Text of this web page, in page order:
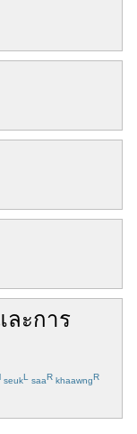
ละการ
seukL saaR khaawngR